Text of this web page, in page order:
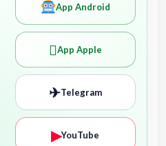
App Android
App Apple
✈Telegram
▶YouTube